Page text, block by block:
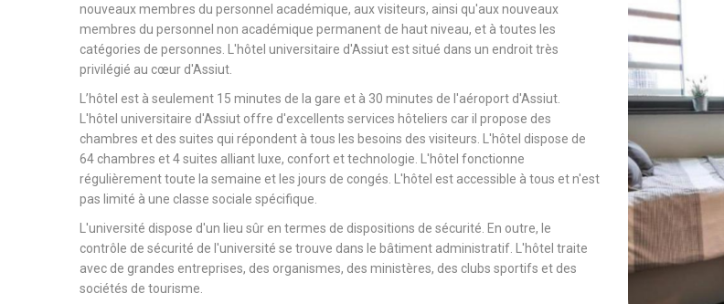
nouveaux membres du personnel académique, aux visiteurs, ainsi qu'aux nouveaux
membres du personnel non académique permanent de haut niveau, et à toutes les
catégories de personnes. L'hôtel universitaire d'Assiut est situé dans un endroit très
privilégié au cœur d'Assiut.
L’hôtel est à seulement 15 minutes de la gare et à 30 minutes de l'aéroport d'Assiut.
L'hôtel universitaire d'Assiut offre d'excellents services hôteliers car il propose des
chambres et des suites qui répondent à tous les besoins des visiteurs. L'hôtel dispose de
64 chambres et 4 suites alliant luxe, confort et technologie. L'hôtel fonctionne
régulièrement toute la semaine et les jours de congés. L'hôtel est accessible à tous et n'est
pas limité à une classe sociale spécifique.
L'université dispose d'un lieu sûr en termes de dispositions de sécurité. En outre, le
contrôle de sécurité de l'université se trouve dans le bâtiment administratif. L'hôtel traite
avec de grandes entreprises, des organismes, des ministères, des clubs sportifs et des
sociétés de tourisme.